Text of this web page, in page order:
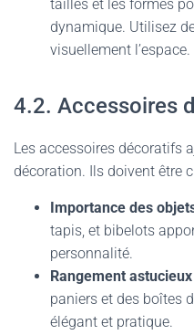
tailles et les formes
dynamique. Utilisez
visuellement l’espace.
4.2. Accessoires
Les accessoires décoratifs
décoration. Ils doivent être
Importance des
tapis, et bibelots
personnalité.
Rangement
paniers et des boîtes
élégant et pratique.